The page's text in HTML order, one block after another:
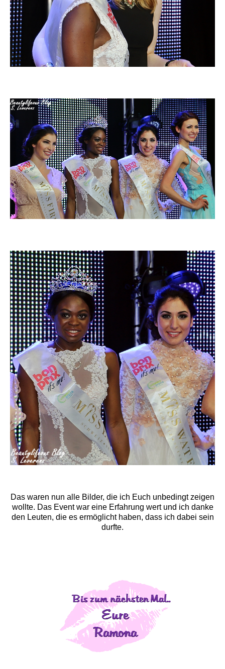
Das waren nun alle Bilder, die ich Euch unbedingt zeigen
wollte. Das Event war eine Erfahrung wert und ich danke
den Leuten, die es ermöglicht haben, dass ich dabei sein
durfte.